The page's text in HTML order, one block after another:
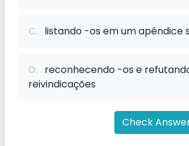
C. listando -os em um apêndice
D. reconhecendo -os e
reivindicações
Check